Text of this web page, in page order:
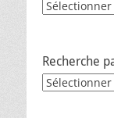
Archives
Recherche
Recherche